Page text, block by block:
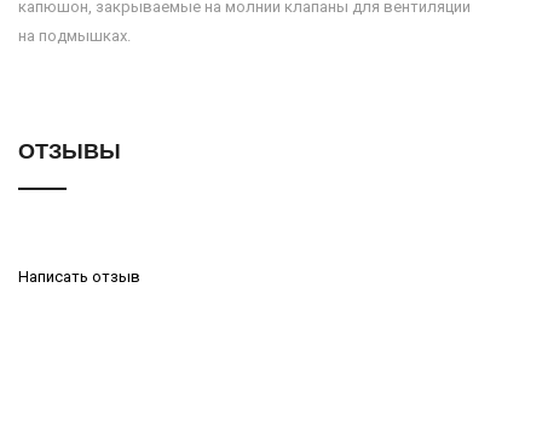
капюшон, закрываемые на молнии клапаны для вентиляции
на подмышках.
ОТЗЫВЫ
Написать отзыв